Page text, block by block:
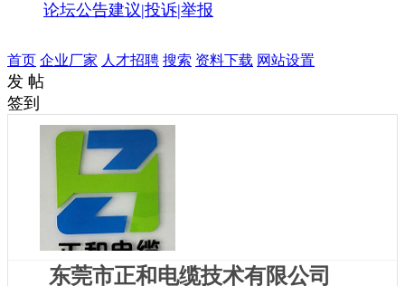
论坛公告建议|投诉|举报
首页 企业厂家 人才招聘 搜索 资料下载 网站设置
发 帖
签到
东莞市正和电缆技术有限公司